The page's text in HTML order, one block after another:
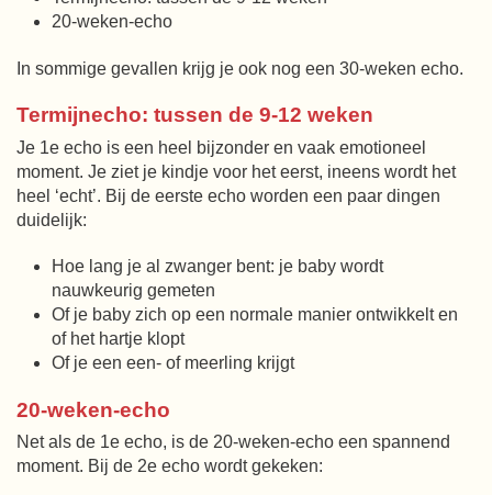
20-weken-echo
In sommige gevallen krijg je ook nog een 30-weken echo.
Termijnecho: tussen de 9-12 weken
Je 1e echo is een heel bijzonder en vaak emotioneel
moment. Je ziet je kindje voor het eerst, ineens wordt het
heel ‘echt’. Bij de eerste echo worden een paar dingen
duidelijk:
Hoe lang je al zwanger bent: je baby wordt
nauwkeurig gemeten
Of je baby zich op een normale manier ontwikkelt en
of het hartje klopt
Of je een een- of meerling krijgt
20-weken-echo
Net als de 1e echo, is de 20-weken-echo een spannend
moment. Bij de 2e echo wordt gekeken: